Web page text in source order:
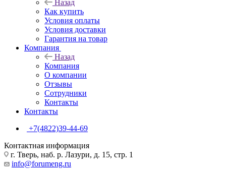
Назад
Как купить
Условия оплаты
Условия доставки
Гарантия на товар
Компания
Назад
Компания
О компании
Отзывы
Сотрудники
Контакты
Контакты
+7(4822)39-44-69
Контактная информация
г. Тверь, наб. р. Лазури, д. 15, стр. 1
info@forumeng.ru